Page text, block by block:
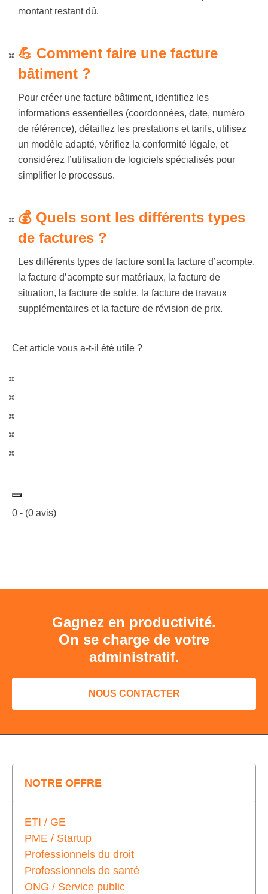
montant restant dû.
💪 Comment faire une facture
bâtiment ?
Pour créer une facture bâtiment, identifiez les
informations essentielles (coordonnées, date, numéro
de référence), détaillez les prestations et tarifs, utilisez
un modèle adapté, vérifiez la conformité légale, et
considérez l’utilisation de logiciels spécialisés pour
simplifier le processus.
💰 Quels sont les différents types
de factures ?
Les différents types de facture sont la facture d’acompte,
la facture d’acompte sur matériaux, la facture de
situation, la facture de solde, la facture de travaux
supplémentaires et la facture de révision de prix.
Cet article vous a-t-il été utile ?
0 - (0 avis)
Gagnez en productivité.
On se charge de votre
administratif.
NOUS CONTACTER
NOTRE OFFRE
ETI / GE
PME / Startup
Professionnels du droit
Professionnels de santé
ONG / Service public